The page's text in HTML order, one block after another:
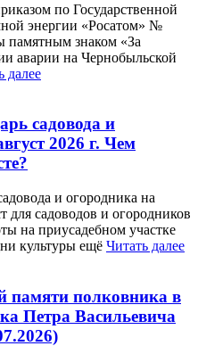
по Государственной
энергии «Росатом» №
памятным знаком «За
аварии на Чернобыльской
далее
садовода и
2026 г. Чем
и огородника на
для садоводов и огородников
на приусадебном участке
культуры ещё Читать далее
памяти полковника в
Петра Васильевича